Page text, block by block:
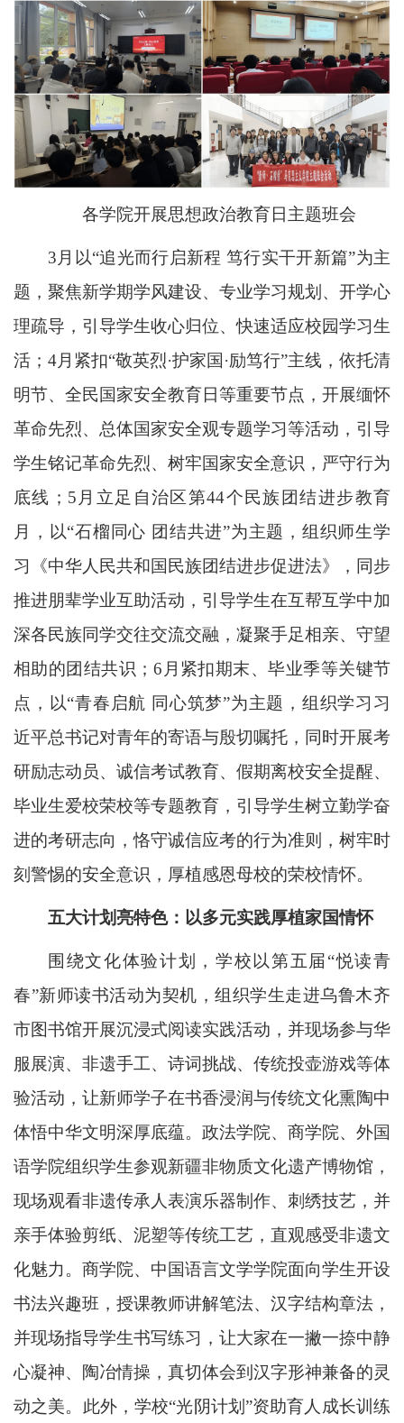
各学院开展思想政治教育日主题班会
3月以“追光而行启新程 笃行实干开新篇”为主
题，聚焦新学期学风建设、专业学习规划、开学心
理疏导，引导学生收心归位、快速适应校园学习生
活；4月紧扣“敬英烈·护家国·励笃行”主线，依托清
明节、全民国家安全教育日等重要节点，开展缅怀
革命先烈、总体国家安全观专题学习等活动，引导
学生铭记革命先烈、树牢国家安全意识，严守行为
底线；5月立足自治区第44个民族团结进步教育
月，以“石榴同心 团结共进”为主题，组织师生学
习《中华人民共和国民族团结进步促进法》，同步
推进朋辈学业互助活动，引导学生在互帮互学中加
深各民族同学交往交流交融，凝聚手足相亲、守望
相助的团结共识；6月紧扣期末、毕业季等关键节
点，以“青春启航 同心筑梦”为主题，组织学习习
近平总书记对青年的寄语与殷切嘱托，同时开展考
研励志动员、诚信考试教育、假期离校安全提醒、
毕业生爱校荣校等专题教育，引导学生树立勤学奋
进的考研志向，恪守诚信应考的行为准则，树牢时
刻警惕的安全意识，厚植感恩母校的荣校情怀。
五大计划亮特色：以多元实践厚植家国情怀
围绕文化体验计划，学校以第五届“悦读青
春”新师读书活动为契机，组织学生走进乌鲁木齐
市图书馆开展沉浸式阅读实践活动，并现场参与华
服展演、非遗手工、诗词挑战、传统投壶游戏等体
验活动，让新师学子在书香浸润与传统文化熏陶中
体悟中华文明深厚底蕴。政法学院、商学院、外国
语学院组织学生参观新疆非物质文化遗产博物馆，
现场观看非遗传承人表演乐器制作、刺绣技艺，并
亲手体验剪纸、泥塑等传统工艺，直观感受非遗文
化魅力。商学院、中国语言文学学院面向学生开设
书法兴趣班，授课教师讲解笔法、汉字结构章法，
并现场指导学生书写练习，让大家在一撇一捺中静
心凝神、陶冶情操，真切体会到汉字形神兼备的灵
动之美。此外，学校“光阴计划”资助育人成长训练